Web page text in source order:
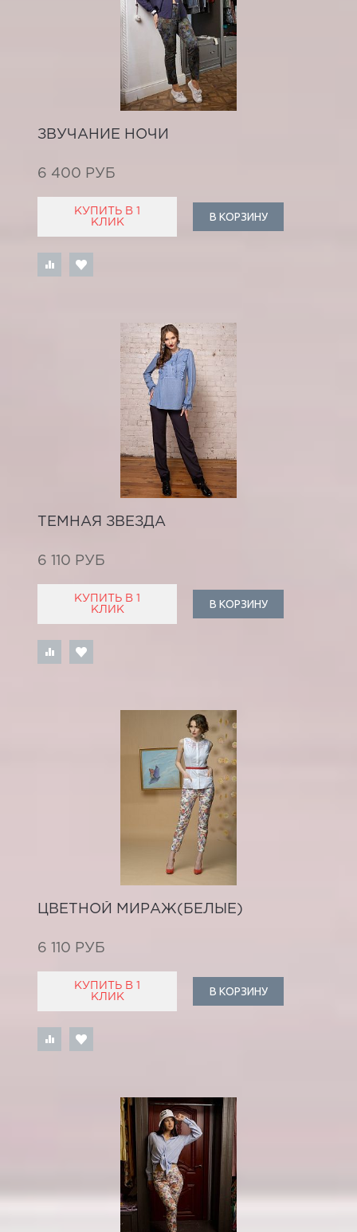
ЗВУЧАНИЕ НОЧИ
6 400 РУБ
КУПИТЬ В 1
КЛИК
В КОРЗИНУ
ТЕМНАЯ ЗВЕЗДА
6 110 РУБ
КУПИТЬ В 1
КЛИК
В КОРЗИНУ
ЦВЕТНОЙ МИРАЖ(БЕЛЫЕ)
6 110 РУБ
КУПИТЬ В 1
КЛИК
В КОРЗИНУ